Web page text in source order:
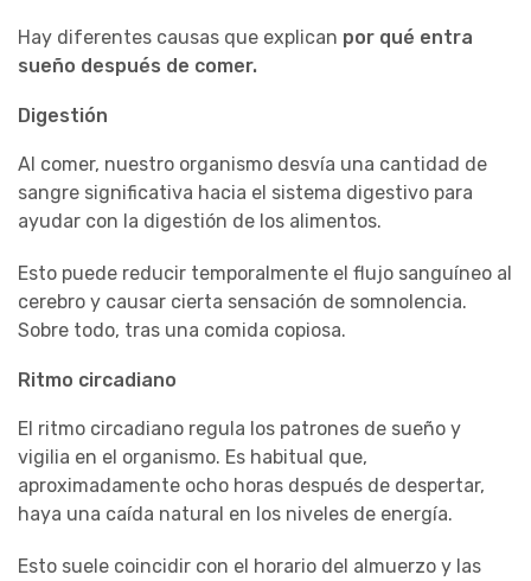
Hay diferentes causas que explican por qué entra
sueño después de comer.
Digestión
Al comer, nuestro organismo desvía una cantidad de
sangre significativa hacia el sistema digestivo para
ayudar con la digestión de los alimentos.
Esto puede reducir temporalmente el flujo sanguíneo al
cerebro y causar cierta sensación de somnolencia.
Sobre todo, tras una comida copiosa.
Ritmo circadiano
El ritmo circadiano regula los patrones de sueño y
vigilia en el organismo. Es habitual que,
aproximadamente ocho horas después de despertar,
haya una caída natural en los niveles de energía.
Esto suele coincidir con el horario del almuerzo y las